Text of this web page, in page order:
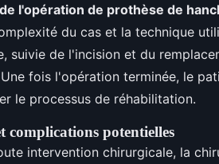
l'opération de prothèse de
du cas et la technique
suivie de l'incision et du
fois l'opération terminée, le
le processus de réhabilitation.
complications potentielles
intervention chirurgicale, la